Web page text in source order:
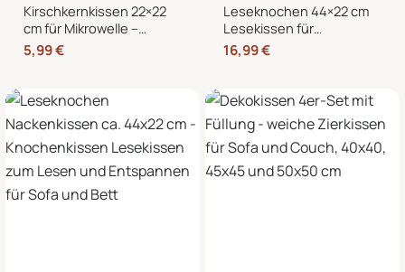
Kirschkernkissen 22×22
cm für Mikrowelle –
Körnerkissen als
Wärmekissen und
5,99€
Leseknochen 44×22 cm
Lesekissen für
Erwachsene –
Nackenkissen in
Bett und Sessel
16,99€